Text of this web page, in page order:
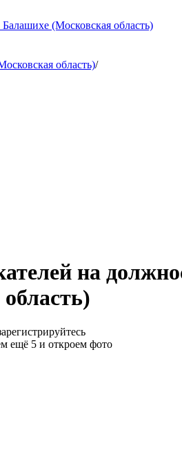
(Московская область)
область)/
на
ещё 5 и откроем фото